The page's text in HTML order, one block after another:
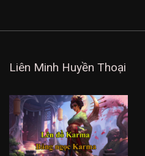
Liên Minh Huyền Thoại